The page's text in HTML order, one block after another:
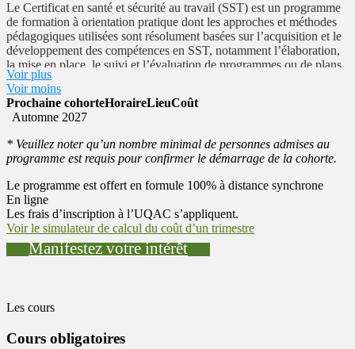
Le Certificat en santé et sécurité au travail (SST) est un programme
de formation à orientation pratique dont les approches et méthodes
pédagogiques utilisées sont résolument basées sur l’acquisition et le
développement des compétences en SST, notamment l’élaboration,
la mise en place, le suivi et l’évaluation de programmes ou de plans
d’action de prévention après avoir identifié les principaux risques,
effectué leur analyse puis procédé à leur évaluation dans le but de
prioriser les interventions à réaliser et de choisir les moyens de
prévention appropriés.
Voir plus
Voir moins
Prochaine cohorteHoraireLieuCoût
Automne 2027
* Veuillez noter qu’un nombre minimal de personnes admises au
programme est requis pour confirmer le démarrage de la cohorte.
Le programme est offert en formule 100% à distance synchrone
En ligne
Les frais d’inscription à l’UQAC s’appliquent.
Voir le simulateur de calcul du coût d’un trimestre
Manifestez votre intérêt
Les cours
Cours obligatoires